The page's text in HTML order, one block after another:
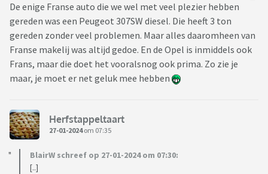
De enige Franse auto die we wel met veel plezier hebben
gereden was een Peugeot 307SW diesel. Die heeft 3 ton
gereden zonder veel problemen. Maar alles daaromheen van
Franse makelij was altijd gedoe. En de Opel is inmiddels ook
Frans, maar die doet het vooralsnog ook prima. Zo zie je
maar, je moet er net geluk mee hebben
Herfstappeltaart
27-01-2024om 07:35
BlairW schreef op 27-01-2024 om 07:30:
[..]